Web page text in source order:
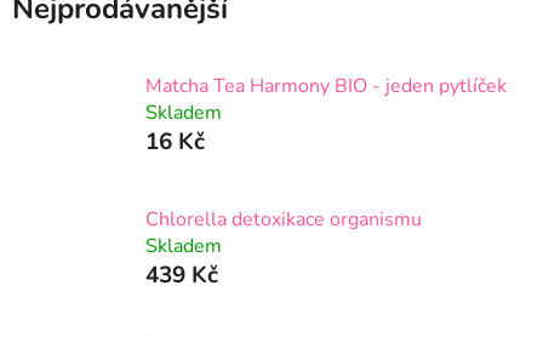
Nejprodávanější
Matcha Tea Harmony BIO - jeden pytlíček
Skladem
16 Kč
Chlorella detoxikace organismu
Skladem
439 Kč